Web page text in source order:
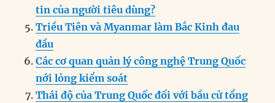
tin của người tiêu dùng?
Triều Tiên và Myanmar làm Bắc Kinh đau
đầu
Các cơ quan quản lý công nghệ Trung Quốc
nới lỏng kiểm soát
Thái độ của Trung Quốc đối với bầu cử tổng